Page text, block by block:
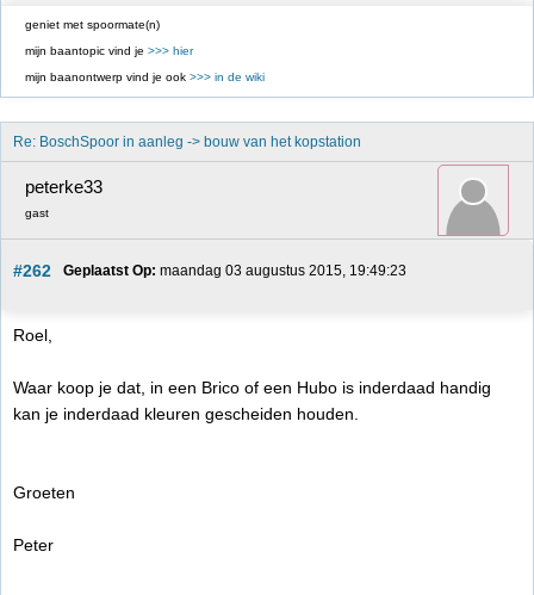
geniet met spoormate(n)
mijn baantopic vind je >>> hier
mijn baanontwerp vind je ook >>> in de wiki
Re: BoschSpoor in aanleg -> bouw van het kopstation
peterke33
gast
#262 Geplaatst Op: maandag 03 augustus 2015, 19:49:23
Roel,
Waar koop je dat, in een Brico of een Hubo is inderdaad handig
kan je inderdaad kleuren gescheiden houden.
Groeten
Peter